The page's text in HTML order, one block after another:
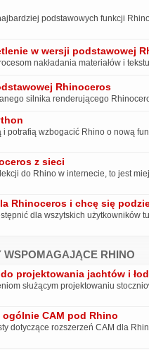
podstawowych funkcji
w wersji podstawowej
nakładania materiałów i
Rhinoceros
silnika renderującego
i potrafią wzbogacić Rhino o nową
z sieci
do Rhino w internecie, to jest
Rhinoceros i chcę się
dla wszytskich użytkowników
WSPOMAGAJĄCE RHINO
projektowania jachtów i
służącym projektowaniu
ogólnie CAM pod Rhino
dotyczące rozszerzeń CAM dla